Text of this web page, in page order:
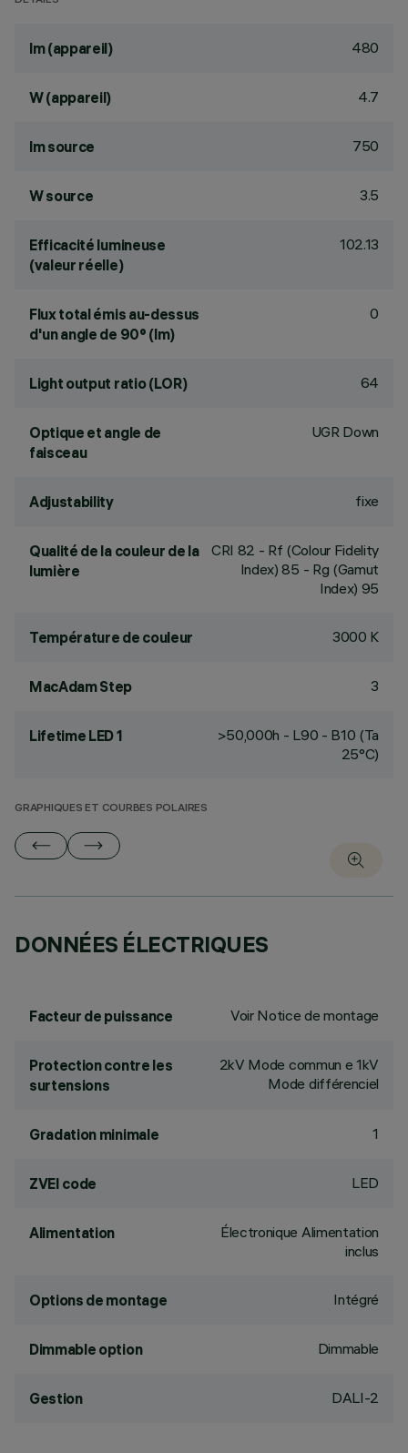
lm (appareil) 480
W (appareil) 4.7
lm source 750
W source 3.5
Efficacité lumineuse
(valeur réelle)
102.13
Flux total émis au-dessus
d'un angle de 90° (lm)
0
Light output ratio (LOR) 64
Optique et angle de
faisceau
UGR Down
Adjustability fixe
Qualité de la couleur de la
lumière
CRI 82 - Rf (Colour Fidelity
Index) 85 - Rg (Gamut
Index) 95
Température de couleur 3000 K
MacAdam Step 3
Lifetime LED 1
>50,000h - L90 - B10 (Ta
25°C)
GRAPHIQUES ET COURBES POLAIRES
DONNÉES ÉLECTRIQUES
Facteur de puissance Voir Notice de montage
Protection contre les
surtensions
2kV Mode commun e 1kV
Mode différenciel
Gradation minimale 1
ZVEI code LED
Alimentation
Électronique Alimentation
inclus
Options de montage Intégré
Dimmable option Dimmable
Gestion DALI-2